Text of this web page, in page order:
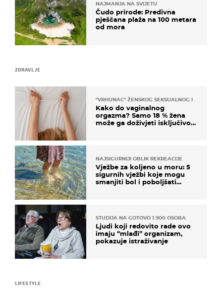
ZDRAVLJE
"VRHUNAC" ŽENSKOG SEKSUALNOG ISKUSTVA
Kako do vaginalnog
orgazma? Samo 18 % žena
može ga doživjeti isključivo
NAJSIGURNIJI OBLIK REKREACIJE
Vježbe za koljeno u moru: 5
sigurnih vježbi koje mogu
smanjiti bol i poboljšati
STUDIJA NA GOTOVO 1.900 OSOBA
Ljudi koji redovito rade ovo
imaju “mlađi” organizam,
pokazuje istraživanje
NAJMANJA NA SVIJETU
Čudo prirode: Predivna
pješčana plaža na 100 metara
od mora
LIFESTYLE